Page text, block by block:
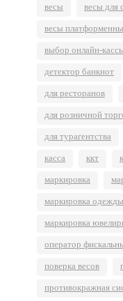
весы весы для
весы
выбор онлайн-
детектор банкнот
для ресторанов
для розничной
для турагентства
касса ккт
маркировка
маркировка одежды
маркировка
оператор
поверка весов
противокражная